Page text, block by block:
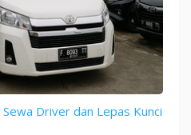
Driver dan Lepas Kunci